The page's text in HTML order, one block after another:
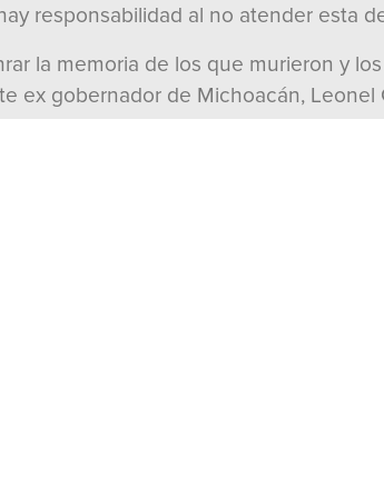
responsabilidad al no atender esta
la memoria de los que murieron y
ex gobernador de Michoacán, Leonel